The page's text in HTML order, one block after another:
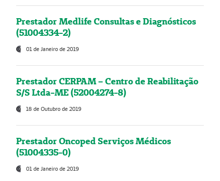
Prestador Medlife Consultas e Diagnósticos
(51004334-2)
01 de Janeiro de 2019
Prestador CERPAM – Centro de Reabilitação
S/S Ltda-ME (52004274-8)
18 de Outubro de 2019
Prestador Oncoped Serviços Médicos
(51004335-0)
01 de Janeiro de 2019